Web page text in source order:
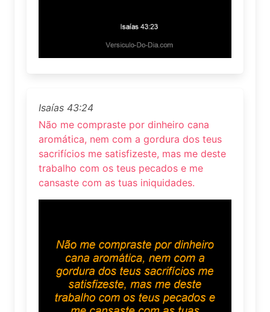
Isaías 43:24
Não me compraste por dinheiro cana
aromática, nem com a gordura dos teus
sacrifícios me satisfizeste, mas me deste
trabalho com os teus pecados e me
cansaste com as tuas iniquidades.